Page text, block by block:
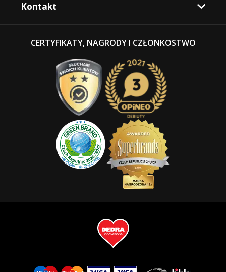
Kontakt
CERTYFIKATY, NAGRODY I CZŁONKOSTWO